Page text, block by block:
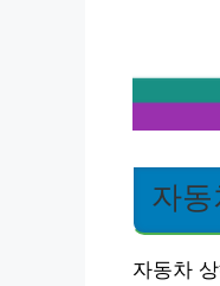
자동
자동차